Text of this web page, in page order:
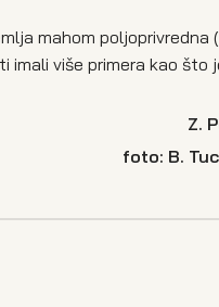
mahom poljoprivredna
imali više primera kao što
Z.
foto: B.